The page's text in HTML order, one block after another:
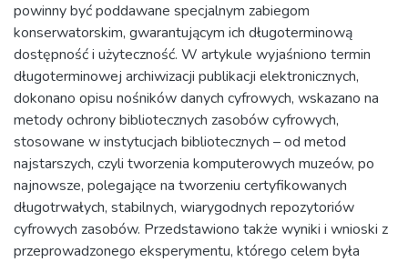
powinny być poddawane specjalnym zabiegom
konserwatorskim, gwarantującym ich długoterminową
dostępność i użyteczność. W artykule wyjaśniono termin
długoterminowej archiwizacji publikacji elektronicznych,
dokonano opisu nośników danych cyfrowych, wskazano na
metody ochrony bibliotecznych zasobów cyfrowych,
stosowane w instytucjach bibliotecznych – od metod
najstarszych, czyli tworzenia komputerowych muzeów, po
najnowsze, polegające na tworzeniu certyfikowanych
długotrwałych, stabilnych, wiarygodnych repozytoriów
cyfrowych zasobów. Przedstawiono także wyniki i wnioski z
przeprowadzonego eksperymentu, którego celem była